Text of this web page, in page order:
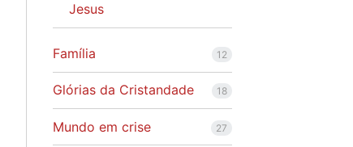
Jesus
Família 12
Glórias da Cristandade 18
Mundo em crise 27